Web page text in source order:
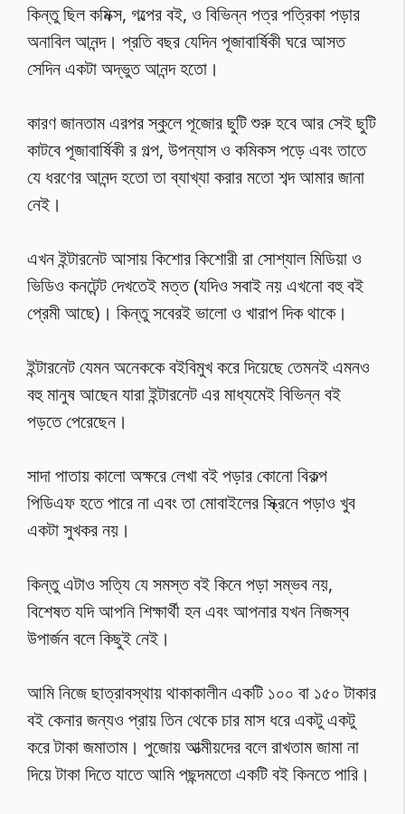
কিন্তু ছিল কমিক্স, গল্পের বই, ও বিভিন্ন পত্র পত্রিকা পড়ার
অনাবিল আনন্দ। প্রতি বছর যেদিন পূজাবার্ষিকী ঘরে আসত
সেদিন একটা অদ্ভুত আনন্দ হতো।
কারণ জানতাম এরপর স্কুলে পূজোর ছুটি শুরু হবে আর সেই ছুটি
কাটবে পূজাবার্ষিকী র গল্প, উপন্যাস ও কমিকস পড়ে এবং তাতে
যে ধরণের আনন্দ হতো তা ব্যাখ্যা করার মতো শব্দ আমার জানা
নেই।
এখন ইন্টারনেট আসায় কিশোর কিশোরী রা সোশ্যাল মিডিয়া ও
ভিডিও কনটেন্ট দেখতেই মত্ত (যদিও সবাই নয় এখনো বহু বই
প্রেমী আছে)। কিন্তু সবেরই ভালো ও খারাপ দিক থাকে।
ইন্টারনেট যেমন অনেককে বইবিমুখ করে দিয়েছে তেমনই এমনও
বহু মানুষ আছেন যারা ইন্টারনেট এর মাধ্যমেই বিভিন্ন বই
পড়তে পেরেছেন।
সাদা পাতায় কালো অক্ষরে লেখা বই পড়ার কোনো বিকল্প
পিডিএফ হতে পারে না এবং তা মোবাইলের স্ক্রিনে পড়াও খুব
একটা সুখকর নয়।
কিন্তু এটাও সত্যি যে সমস্ত বই কিনে পড়া সম্ভব নয়,
বিশেষত যদি আপনি শিক্ষার্থী হন এবং আপনার যখন নিজস্ব
উপার্জন বলে কিছুই নেই।
আমি নিজে ছাত্রাবস্থায় থাকাকালীন একটি ১০০ বা ১৫০ টাকার
বই কেনার জন্যও প্রায় তিন থেকে চার মাস ধরে একটু একটু
করে টাকা জমাতাম। পুজোয় আত্মীয়দের বলে রাখতাম জামা না
দিয়ে টাকা দিতে যাতে আমি পছন্দমতো একটি বই কিনতে পারি।